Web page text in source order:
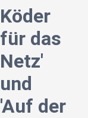
Köder
für das
Netz'
und
'Auf der